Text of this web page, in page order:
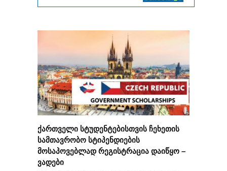
ქართველი სტუდენტებისთვის ჩეხეთის
სამთავრობო სტიპენდიების
მოსაპოვებლად რეგისტრაცია დაიწყო –
ვადები